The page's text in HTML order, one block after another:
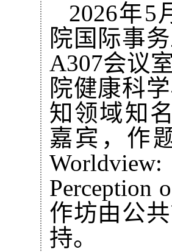
2026年5
院国际事
A307会议
院健康科
知领域知
嘉宾，作
Perception
作坊由公
持。